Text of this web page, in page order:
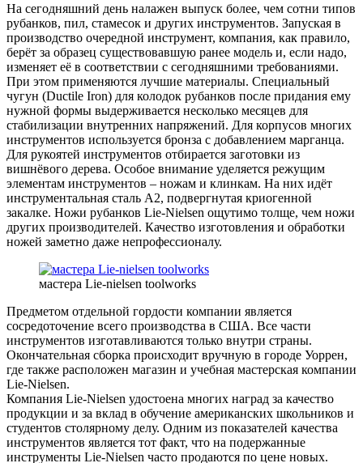
На сегодняшний день налажен выпуск более, чем сотни типов
рубанков, пил, стамесок и других инструментов. Запуская в
производство очередной инструмент, компания, как правило,
берёт за образец существовавшую ранее модель и, если надо,
изменяет её в соответствии с сегодняшними требованиями.
При этом применяются лучшие материалы. Специальный
чугун (Ductile Iron) для колодок рубанков после придания ему
нужной формы выдерживается несколько месяцев для
стабилизации внутренних напряжений. Для корпусов многих
инструментов используется бронза с добавлением марганца.
Для рукоятей инструментов отбирается заготовки из
вишнёвого дерева. Особое внимание уделяется режущим
элементам инструментов – ножам и клинкам. На них идёт
инструментальная сталь А2, подвергнутая криогенной
закалке. Ножи рубанков Lie-Nielsen ощутимо толще, чем ножи
других производителей. Качество изготовления и обработки
ножей заметно даже непрофессионалу.
мастера Lie-nielsen toolworks
Предметом отдельной гордости компании является
сосредоточение всего производства в США. Все части
инструментов изготавливаются только внутри страны.
Окончательная сборка происходит вручную в городе Уоррен,
где также расположен магазин и учебная мастерская компании
Lie-Nielsen.
Компания Lie-Nielsen удостоена многих наград за качество
продукции и за вклад в обучение американских школьников и
студентов столярному делу. Одним из показателей качества
инструментов является тот факт, что на подержанные
инструменты Lie-Nielsen часто продаются по цене новых.